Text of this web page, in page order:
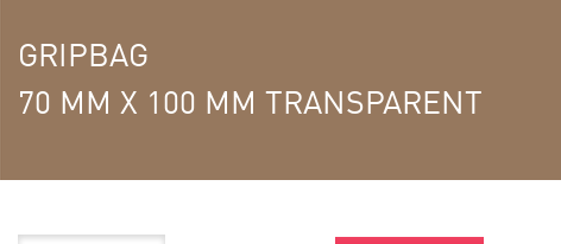
GRIPBAG
70 MM X 100 MM TRANSPARENT